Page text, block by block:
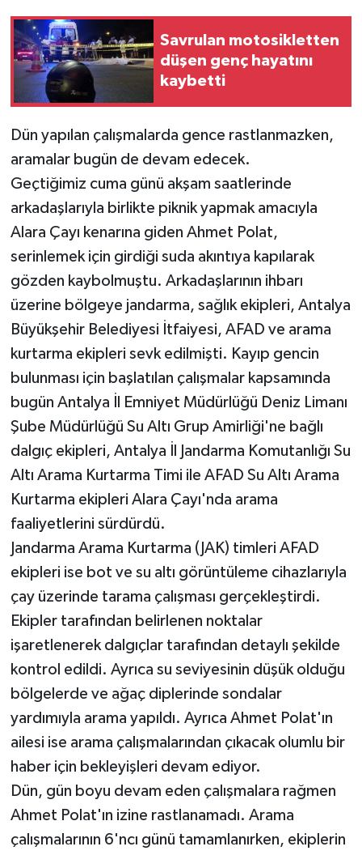
Savrulan motosikletten
düşen genç hayatını
kaybetti
Dün yapılan çalışmalarda gence rastlanmazken,
aramalar bugün de devam edecek.
Geçtiğimiz cuma günü akşam saatlerinde
arkadaşlarıyla birlikte piknik yapmak amacıyla
Alara Çayı kenarına giden Ahmet Polat,
serinlemek için girdiği suda akıntıya kapılarak
gözden kaybolmuştu. Arkadaşlarının ihbarı
üzerine bölgeye jandarma, sağlık ekipleri, Antalya
Büyükşehir Belediyesi İtfaiyesi, AFAD ve arama
kurtarma ekipleri sevk edilmişti. Kayıp gencin
bulunması için başlatılan çalışmalar kapsamında
bugün Antalya İl Emniyet Müdürlüğü Deniz Limanı
Şube Müdürlüğü Su Altı Grup Amirliği'ne bağlı
dalgıç ekipleri, Antalya İl Jandarma Komutanlığı Su
Altı Arama Kurtarma Timi ile AFAD Su Altı Arama
Kurtarma ekipleri Alara Çayı'nda arama
faaliyetlerini sürdürdü.
Jandarma Arama Kurtarma (JAK) timleri AFAD
ekipleri ise bot ve su altı görüntüleme cihazlarıyla
çay üzerinde tarama çalışması gerçekleştirdi.
Ekipler tarafından belirlenen noktalar
işaretlenerek dalgıçlar tarafından detaylı şekilde
kontrol edildi. Ayrıca su seviyesinin düşük olduğu
bölgelerde ve ağaç diplerinde sondalar
yardımıyla arama yapıldı. Ayrıca Ahmet Polat'ın
ailesi ise arama çalışmalarından çıkacak olumlu bir
haber için bekleyişleri devam ediyor.
Dün, gün boyu devam eden çalışmalara rağmen
Ahmet Polat'ın izine rastlanamadı. Arama
çalışmalarının 6'ncı günü tamamlanırken, ekiplerin
Siyaset
Sosyal medya
Spor
Teknoloji
Televizyon
Turizm
Yaşam